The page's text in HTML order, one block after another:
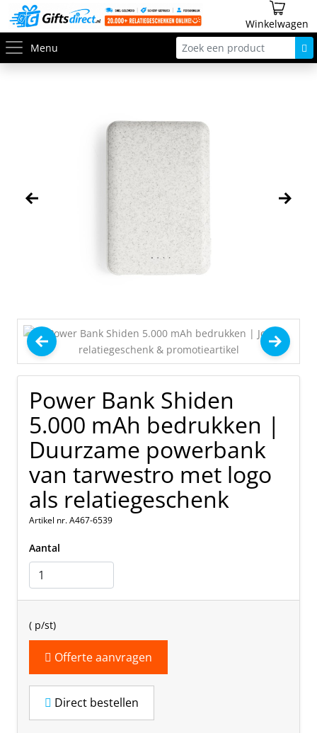
Winkelwagen
Menu
Power Bank Shiden
5.000 mAh bedrukken |
Duurzame powerbank
van tarwestro met logo
als relatiegeschenk
Artikel nr. A467-6539
Aantal
( p/st)
Offerte aanvragen
Direct bestellen